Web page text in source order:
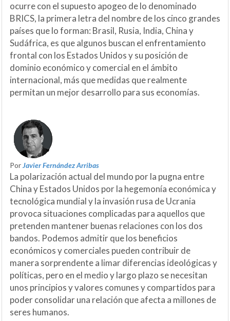
ocurre con el supuesto apogeo de lo denominado
BRICS, la primera letra del nombre de los cinco grandes
países que lo forman: Brasil, Rusia, India, China y
Sudáfrica, es que algunos buscan el enfrentamiento
frontal con los Estados Unidos y su posición de
dominio económico y comercial en el ámbito
internacional, más que medidas que realmente
permitan un mejor desarrollo para sus economías.
PorJavier Fernández Arribas
La polarización actual del mundo por la pugna entre
China y Estados Unidos por la hegemonía económica y
tecnológica mundial y la invasión rusa de Ucrania
provoca situaciones complicadas para aquellos que
pretenden mantener buenas relaciones con los dos
bandos. Podemos admitir que los beneficios
económicos y comerciales pueden contribuir de
manera sorprendente a limar diferencias ideológicas y
políticas, pero en el medio y largo plazo se necesitan
unos principios y valores comunes y compartidos para
poder consolidar una relación que afecta a millones de
seres humanos.